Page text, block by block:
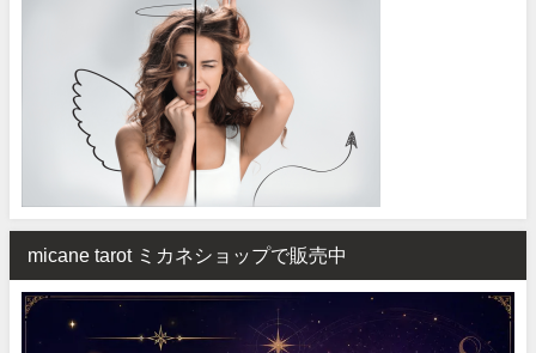
micane tarot ミカネショップで販売中